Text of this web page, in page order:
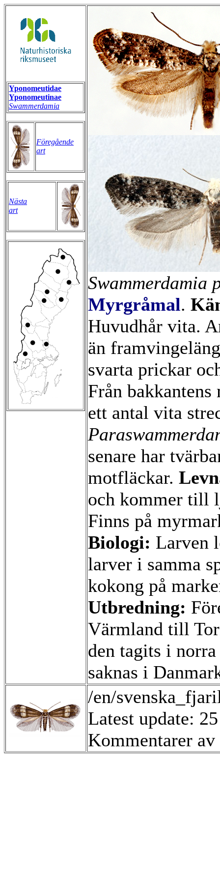
Yponomeutidae
Yponomeutinae
Swammerdamia
Föregående
art
Nästa
art
Swammerdamia
Myrgråmal.
Huvudhår vita.
än
svarta prickar
Från
ett antal vita
senare har
motfläckar.
och kommer till
Finns på
Biologi: Larven
larver i samma
kokong på
Utbredning:
Värmland till
den tagits i
saknas i
/en/
Latest update:
Kommentarer